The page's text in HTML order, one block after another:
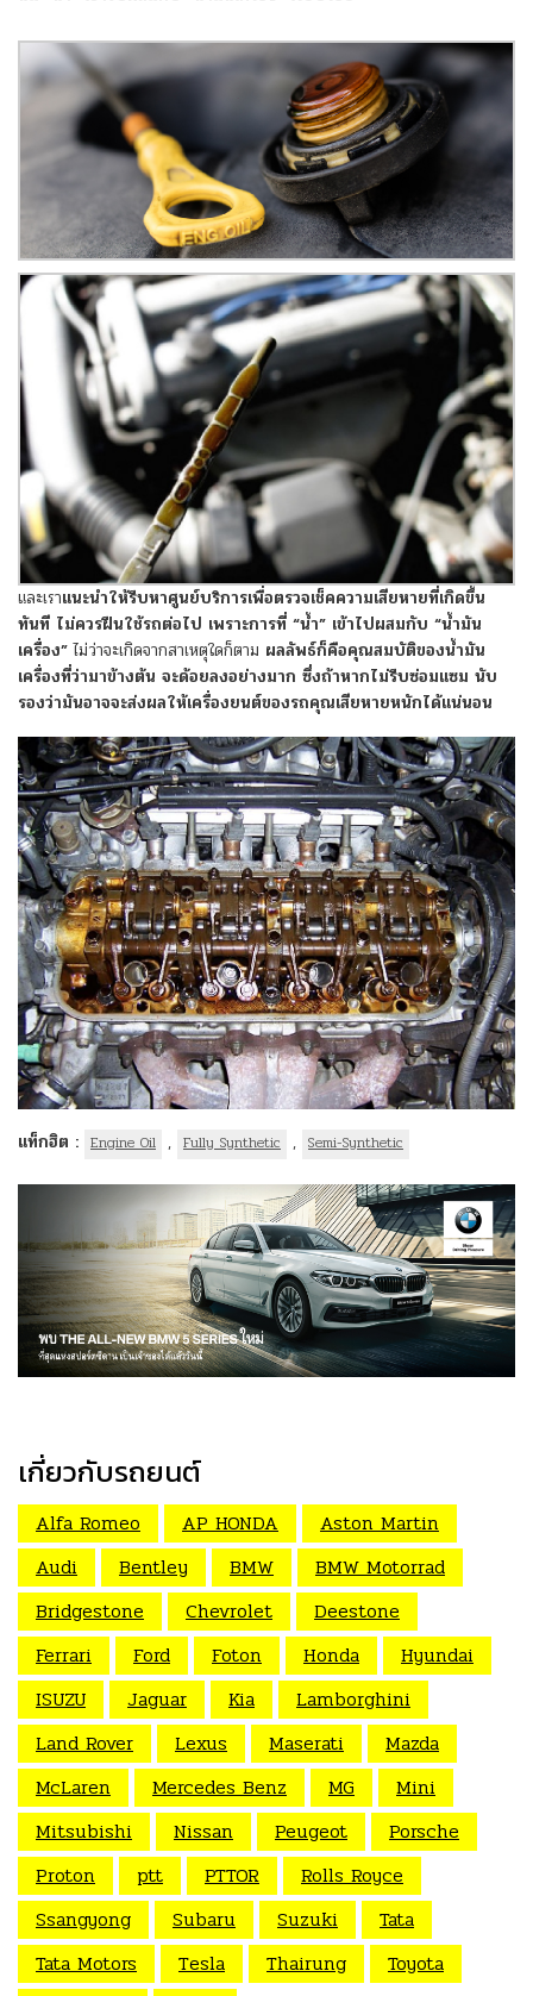
และเราแนะนำให้รีบหาศูนย์บริการเพื่อตรวจเช็คความเสียหายที่เกิดขึ้น
ทันที ไม่ควรฝีนใช้รถต่อไป เพราะการที่ “น้ำ” เข้าไปผสมกับ “น้ำมัน
เครื่อง”ไม่ว่าจะเกิดจากสาเหตุใดก็ตาม ผลลัพธ์ก็คือคุณสมบัติของน้ำมัน
เครื่องที่ว่ามาข้างต้น จะด้อยลงอย่างมาก ซึ่งถ้าหากไม่รีบซ่อมแซม นับ
รองว่ามันอาจจะส่งผลให้เครื่องยนต์ของรถคุณเสียหายหนักได้แน่นอน
แท็กฮิต : Engine Oil , Fully Synthetic , Semi-Synthetic
เกี่ยวกับรถยนต์
Alfa Romeo AP HONDA
Aston Martin
Audi
Bentley BMW
BMW Motorrad
Bridgestone
Chevrolet
Deestone
Ferrari
Ford Foton Honda
Hyundai
ISUZU
Jaguar Kia
Lamborghini
Land Rover
Lexus Maserati
Mazda
McLaren
Mercedes Benz MG
Mini
Mitsubishi
Nissan Peugeot
Porsche
Proton
ptt PTTOR
Rolls Royce
Ssangyong
Subaru Suzuki
Tata
Tata Motors
Tesla Thairung
Toyota